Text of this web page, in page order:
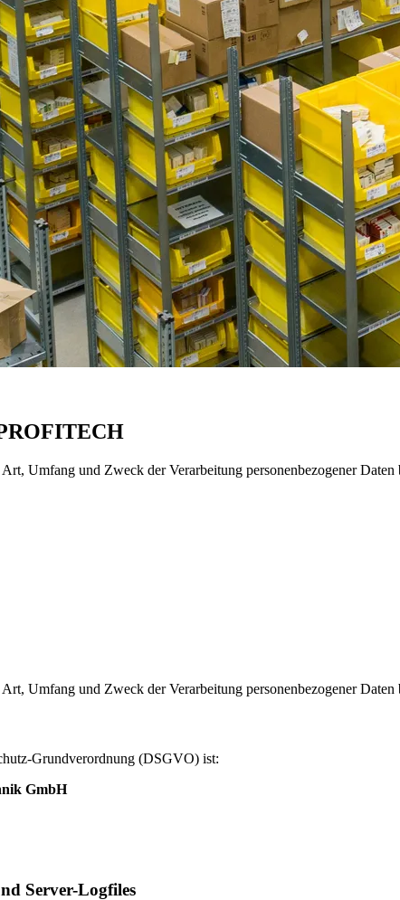
Umfang und Zweck der Verarbeitung personenbezogener Daten
Umfang und Zweck der Verarbeitung personenbezogener Daten
Grundverordnung (DSGVO) ist:
GmbH
Server-Logfiles